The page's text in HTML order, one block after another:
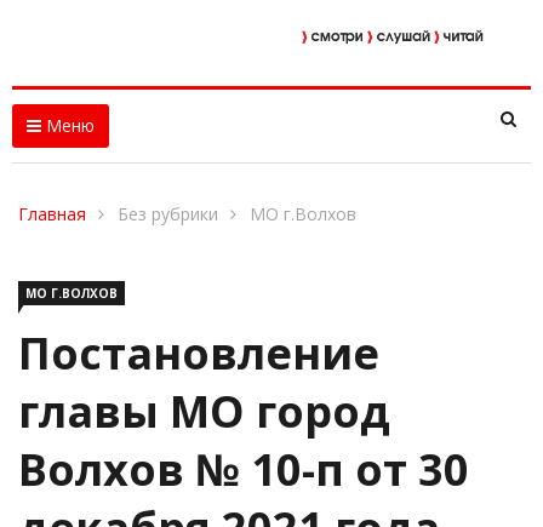
Меню
Главная Без рубрики МО г.Волхов
МО Г.ВОЛХОВ
Постановление
главы МО город
Волхов № 10-п от 30